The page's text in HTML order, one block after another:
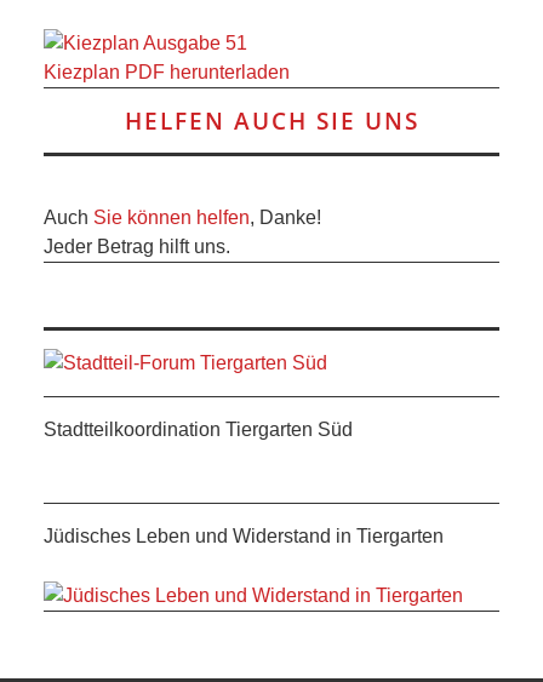
Kiezplan PDF herunterladen
HELFEN AUCH SIE UNS
Auch Sie können helfen, Danke!
Jeder Betrag hilft uns.
Stadtteilkoordination Tiergarten Süd
Jüdisches Leben und Widerstand in Tiergarten